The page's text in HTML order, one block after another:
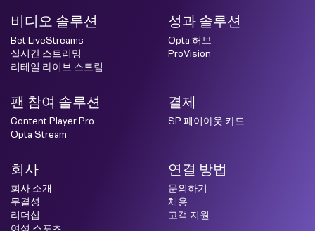
비디오 솔루션
Bet LiveStreams
실시간 스트리밍
리테일 라이브 스트림
성과 솔루션
Opta 허브
ProVision
팬 참여 솔루션
Content Player Pro
Opta Stream
결제
SP 페이아웃 카드
회사
회사 소개
무결성
리더십
여성 스포츠
연결 방법
문의하기
채용
고객 지원